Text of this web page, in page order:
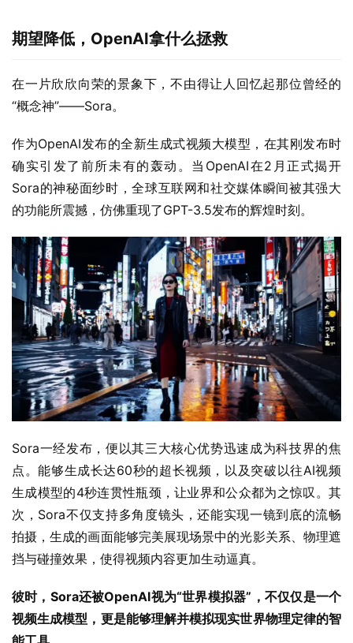
期望降低，OpenAI拿什么拯救
在一片欣欣向荣的景象下，不由得让人回忆起那位曾经的
“概念神”——Sora。
作为OpenAI发布的全新生成式视频大模型，在其刚发布时
确实引发了前所未有的轰动。当OpenAI在2月正式揭开
Sora的神秘面纱时，全球互联网和社交媒体瞬间被其强大
的功能所震撼，仿佛重现了GPT-3.5发布的辉煌时刻。
Sora一经发布，便以其三大核心优势迅速成为科技界的焦
点。能够生成长达60秒的超长视频，以及突破以往AI视频
生成模型的4秒连贯性瓶颈，让业界和公众都为之惊叹。其
次，Sora不仅支持多角度镜头，还能实现一镜到底的流畅
拍摄，生成的画面能够完美展现场景中的光影关系、物理遮
挡与碰撞效果，使得视频内容更加生动逼真。
彼时，Sora还被OpenAI视为“世界模拟器”，不仅仅是一个
视频生成模型，更是能够理解并模拟现实世界物理定律的智